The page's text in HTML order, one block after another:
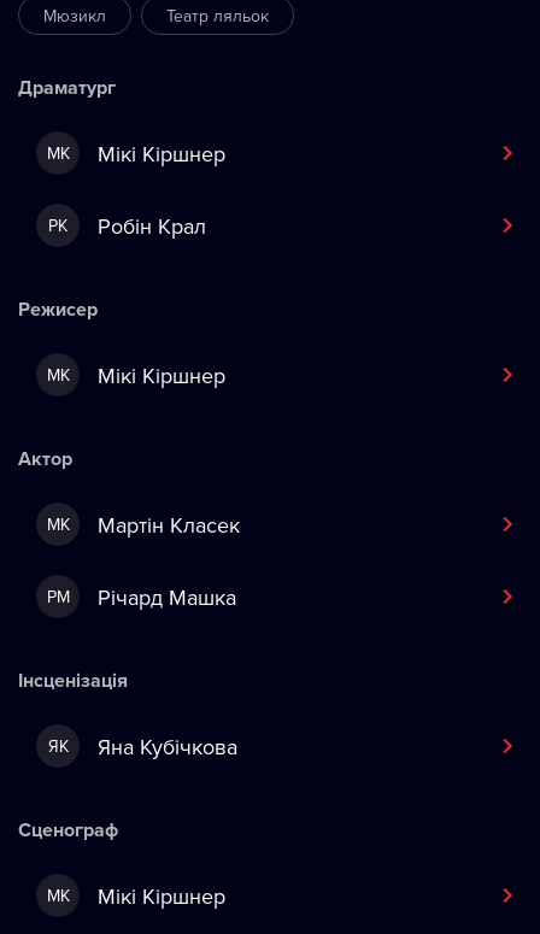
Мюзикл Театр ляльок
Драматург
МК Мікі Кіршнер
РК Робін Крал
Режисер
МК Мікі Кіршнер
Актор
МК Мартін Класек
РМ Річард Машка
Інсценізація
ЯК Яна Кубічкова
Сценограф
МК Мікі Кіршнер